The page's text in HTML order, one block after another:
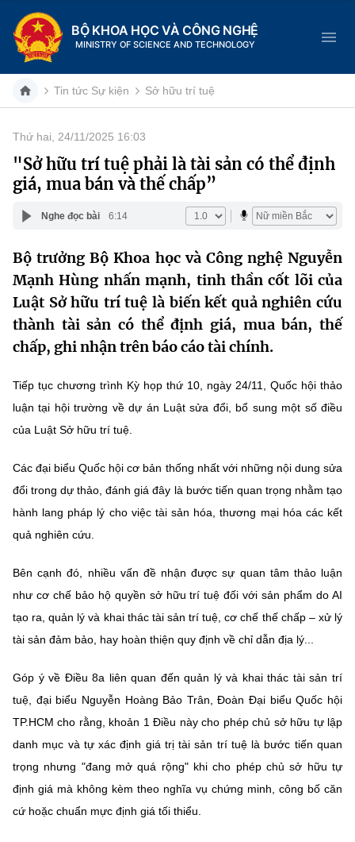
BỘ KHOA HỌC VÀ CÔNG NGHỆ
MINISTRY OF SCIENCE AND TECHNOLOGY
Danh mục
Trang chủ
Giới thiệu
Chức năng nhiệm vụ
Cơ cấu tổ chức
Lịch sử phát triển
Sở Khoa học và Công nghệ
Tin tức sự kiện
Khoa học và Công nghệ
Đổi mới sáng tạo
Chuyển đổi số
Bưu chính, Viễn thông
Tiêu chuẩn, đo lường, chất lượng
Năng lượng nguyên tử
Tin tổng hợp
Tin địa phương
Dịch vụ công
Hệ thống văn bản
Văn bản chỉ đạo điều hành
THỐNG KÊ
Đổi mới sáng tạo
Sở hữu trí tuệ
Tiêu chuẩn, đo lường, chất lượng
Năng lượng nguyên tử
Khác
Infographic
Ảnh
Nhiệm vụ trọng tâm
Chọn ngôn ngữ
Vietnamese English
Tin tức Sự kiện Sở hữu trí tuệ
Thứ hai, 24/11/2025 16:03
"Sở hữu trí tuệ phải là tài sản có thể định
giá, mua bán và thế chấp”
Nghe đọc bài 6:14
Bộ trưởng Bộ Khoa học và Công nghệ Nguyễn
Mạnh Hùng nhấn mạnh, tinh thần cốt lõi của
Luật Sở hữu trí tuệ là biến kết quả nghiên cứu
thành tài sản có thể định giá, mua bán, thế
chấp, ghi nhận trên báo cáo tài chính.
Tiếp tục chương trình Kỳ họp thứ 10, ngày 24/11, Quốc hội thảo
luận tại hội trường về dự án Luật sửa đổi, bổ sung một số điều
của Luật Sở hữu trí tuệ.
Các đại biểu Quốc hội cơ bản thống nhất với những nội dung sửa
đổi trong dự thảo, đánh giá đây là bước tiến quan trọng nhằm tạo
hành lang pháp lý cho việc tài sản hóa, thương mại hóa các kết
quả nghiên cứu.
Bên cạnh đó, nhiều vấn đề nhận được sự quan tâm thảo luận
như cơ chế bảo hộ quyền sở hữu trí tuệ đối với sản phẩm do AI
tạo ra, quản lý và khai thác tài sản trí tuệ, cơ chế thế chấp – xử lý
tài sản đảm bảo, hay hoàn thiện quy định về chỉ dẫn địa lý...
Góp ý về Điều 8a liên quan đến quản lý và khai thác tài sản trí
tuệ, đại biểu Nguyễn Hoàng Bảo Trân, Đoàn Đại biểu Quốc hội
TP.HCM cho rằng, khoản 1 Điều này cho phép chủ sở hữu tự lập
danh mục và tự xác định giá trị tài sản trí tuệ là bước tiến quan
trọng nhưng "đang mở quá rộng" khi cho phép chủ sở hữu tự
định giá mà không kèm theo nghĩa vụ chứng minh, công bố căn
cứ hoặc chuẩn mực định giá tối thiểu.